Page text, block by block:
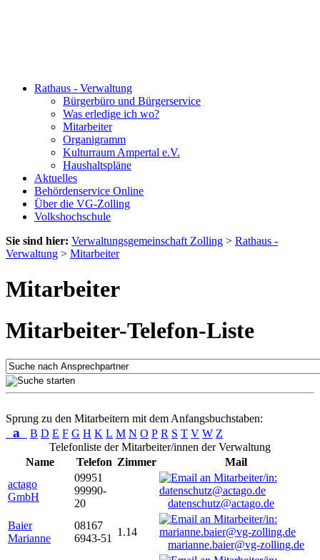
Rathaus - Verwaltung
Bürgerbüro und Bürgerservice
Was erledige ich wo?
Mitarbeiter
Organigramm
Kulturraum Ampertal e.V.
Haushaltspläne
Aktuelles
Behördenservice Online
Über die VG-Zolling
Volkshochschule
Sie sind hier: Verwaltungsgemeinschaft Zolling > Rathaus -
Verwaltung > Mitarbeiter
Mitarbeiter
Mitarbeiter-Telefon-Liste
Sprung zu den Mitarbeitern mit dem Anfangsbuchstaben:
a B D E F G H K L M N O P R S T V W Z
Telefonliste der Mitarbeiter/innen der Verwaltung
Name
Telefon Zimmer
Mail
actago
GmbH
09951
99990-
20
datenschutz@actago.de
Baier
Marianne
08167
6943-51
1.14
marianne.baier@vg-zolling.de